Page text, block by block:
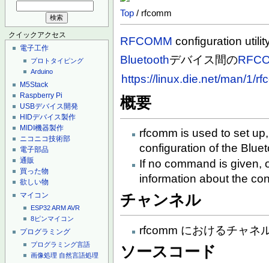
クイックアクセス
電子工作
プロトタイピング
Arduino
M5Stack
Raspberry Pi
USBデバイス開発
HIDデバイス製作
MIDI機器製作
ニコニコ技術部
電子部品
通販
買った物
欲しい物
マイコン
ESP32ARMAVR
8ピンマイコン
プログラミング
プログラミング言語
画像処理 自然言語処理
Top / rfcomm
RFCOMM configuration
Bluetoothデバイス間の
https://linux.die.net/man/1/
概要
rfcomm is used to set
configuration of the
If no command is given,
information about the
チャンネル
rfcomm におけるチャネ
ソースコード